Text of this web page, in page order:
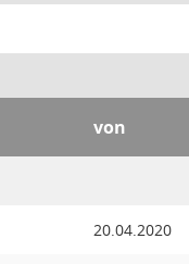
von
20.04.2020